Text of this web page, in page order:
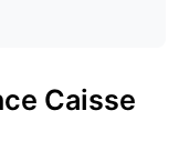
Caisse